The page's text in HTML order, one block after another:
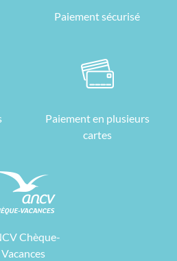
Paiement sécurisé
Paiement en plusieurs
cartes
Chèque-
Vacances